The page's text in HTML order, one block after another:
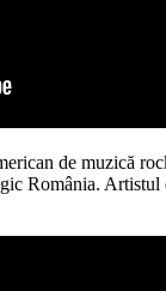
de muzică
România.